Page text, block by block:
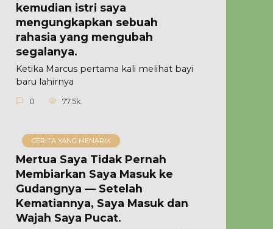
kemudian istri saya
mengungkapkan sebuah
rahasia yang mengubah
segalanya.
Ketika Marcus pertama kali melihat bayi
baru lahirnya
0 77.5k.
CERITA YANG MENARIK
Mertua Saya Tidak Pernah
Membiarkan Saya Masuk ke
Gudangnya — Setelah
Kematiannya, Saya Masuk dan
Wajah Saya Pucat.